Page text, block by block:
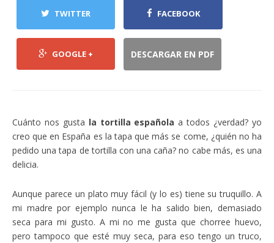
TWITTER FACEBOOK
GOOGLE + DESCARGAR EN PDF
Cuánto nos gusta la tortilla española a todos ¿verdad? yo
creo que en España es la tapa que más se come, ¿quién no ha
pedido una tapa de tortilla con una caña? no cabe más, es una
delicia.
Aunque parece un plato muy fácil (y lo es) tiene su truquillo. A
mi madre por ejemplo nunca le ha salido bien, demasiado
seca para mi gusto. A mi no me gusta que chorree huevo,
pero tampoco que esté muy seca, para eso tengo un truco,